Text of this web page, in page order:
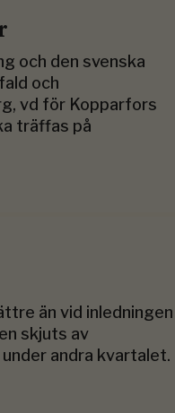
och den svenska
och
vd för Kopparfors
träffas på
än vid inledningen
skjuts av
andra kvartalet.